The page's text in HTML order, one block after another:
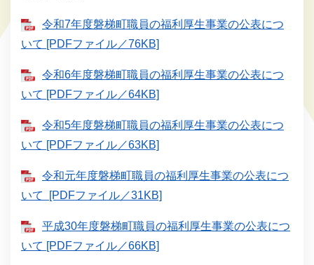
令和7年度磐梯町職員の福利厚生事業の公表につ
いて [PDFファイル／76KB]
令和6年度磐梯町職員の福利厚生事業の公表につ
いて [PDFファイル／64KB]
令和5年度磐梯町職員の福利厚生事業の公表につ
いて [PDFファイル／63KB]
令和元年度磐梯町職員の福利厚生事業の公表につ
いて [PDFファイル／31KB]
平成30年度磐梯町職員の福利厚生事業の公表につ
いて [PDFファイル／66KB]